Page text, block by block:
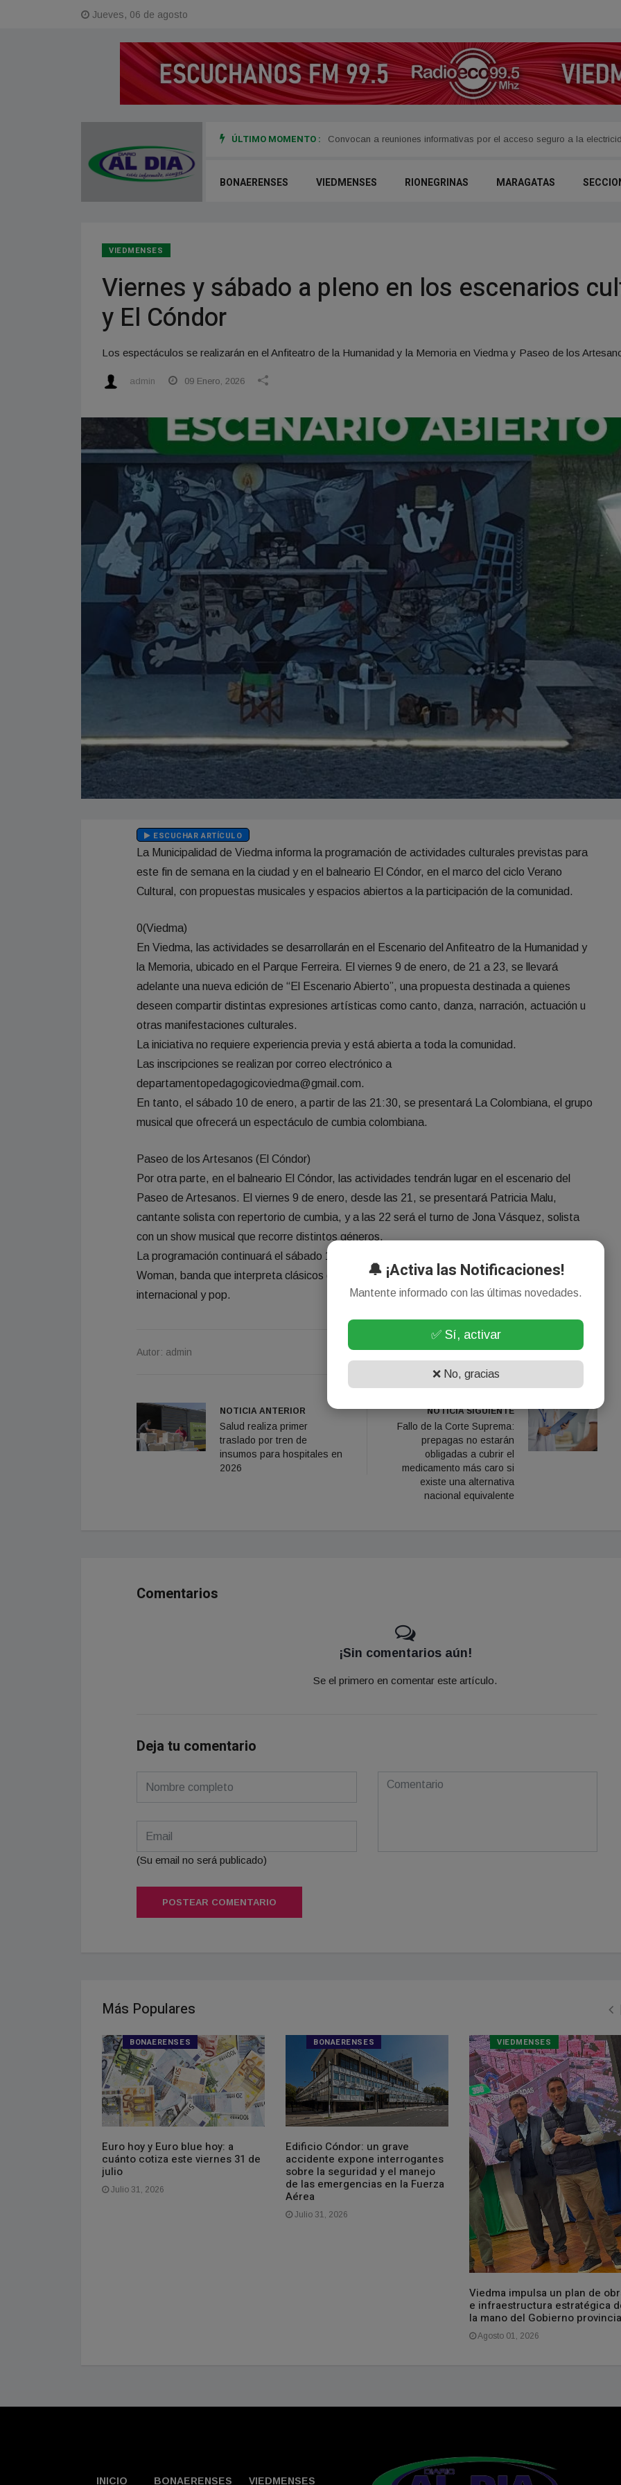
Jueves, 06 de agosto
ÚLTIMO MOMENTO :
de pesos en Viedma durante la temporada baja Convocan a reuniones informativas por el acceso seguro a la
BONAERENSES VIEDMENSES RIONEGRINAS MARAGATAS
VIEDMENSES
Viernes y sábado a pleno en los escenarios
y El Cóndor
Los espectáculos se realizarán en el Anfiteatro de la Humanidad y la Memoria en Viedma y Paseo de los
admin 09 Enero, 2026
ESCUCHAR ARTÍCULO
La Municipalidad de Viedma informa la programación de actividades culturales previstas para
este fin de semana en la ciudad y en el balneario El Cóndor, en el marco del ciclo Verano
Cultural, con propuestas musicales y espacios abiertos a la participación de la comunidad.
0(Viedma)
En Viedma, las actividades se desarrollarán en el Escenario del Anfiteatro de la Humanidad y
la Memoria, ubicado en el Parque Ferreira. El viernes 9 de enero, de 21 a 23, se llevará
adelante una nueva edición de “El Escenario Abierto”, una propuesta destinada a quienes
deseen compartir distintas expresiones artísticas como canto, danza, narración, actuación u
otras manifestaciones culturales.
La iniciativa no requiere experiencia previa y está abierta a toda la comunidad.
Las inscripciones se realizan por correo electrónico a
departamentopedagogicoviedma@gmail.com.
En tanto, el sábado 10 de enero, a partir de las 21:30, se presentará La Colombiana, el grupo
musical que ofrecerá un espectáculo de cumbia colombiana.
Paseo de los Artesanos (El Cóndor)
Por otra parte, en el balneario El Cóndor, las actividades tendrán lugar en el escenario del
Paseo de Artesanos. El viernes 9 de enero, desde las 21, se presentará Patricia Malu,
cantante solista con repertorio de cumbia, y a las 22 será el turno de Jona Vásquez, solista
con un show musical que recorre distintos géneros.
La programación continuará el sábado 10 de enero, a las 21, con la actuación de Classic
Woman, banda que interpreta clásicos de todos los tiempos, con temas de rock nacional e
internacional y pop.
Autor: admin
NOTICIA ANTERIOR
Salud realiza primer
traslado por tren de
insumos para hospitales en
2026
NOTICIA SIGUIENTE
Fallo de la Corte Suprema:
prepagas no estarán
obligadas a cubrir el
medicamento más caro si
existe una alternativa
nacional equivalente
Comentarios
¡Sin comentarios aún!
Se el primero en comentar este artículo.
Deja tu comentario
(Su email no será publicado)
POSTEAR COMENTARIO
Más Populares
BONAERENSES
Euro hoy y Euro blue hoy: a
cuánto cotiza este viernes 31 de
julio
Julio 31, 2026
BONAERENSES
Edificio Cóndor: un grave
accidente expone interrogantes
sobre la seguridad y el manejo
de las emergencias en la Fuerza
Aérea
Julio 31, 2026
VIEDMENSES
Viedma impulsa un plan de
e infraestructura estratégica
la mano del Gobierno
Agosto 01, 2026
INICIO BONAERENSES VIEDMENSES
🔔 ¡Activa las Notificaciones!
Mantente informado con las últimas novedades.
✅ Sí, activar
❌ No, gracias